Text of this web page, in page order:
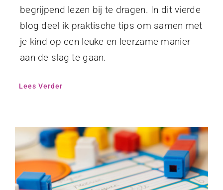
begrijpend lezen bij te dragen. In dit vierde
blog deel ik praktische tips om samen met
je kind op een leuke en leerzame manier
aan de slag te gaan.
Lees Verder